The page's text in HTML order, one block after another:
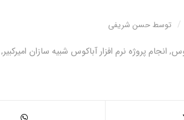
/ توسطحسن شریفی
, انجام پروژه نرم افزار آباکوس شبیه سازان امیرکبیر